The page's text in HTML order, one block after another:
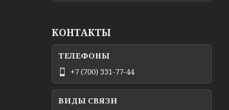
КОНТАКТЫ
+7 (700) 331-77-44